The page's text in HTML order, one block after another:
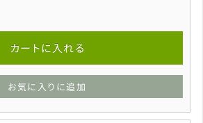
カートに入れる
お気に入りに追加